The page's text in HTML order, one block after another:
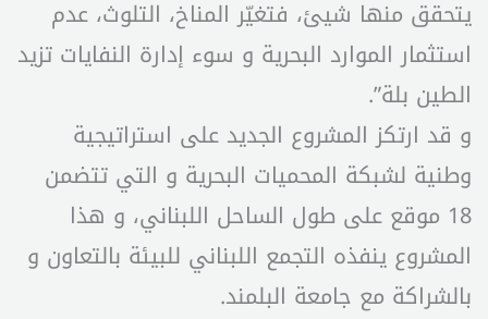
يتحقق منها شيئ، فتغيّر المناخ، التلوث، عدم
استثمار الموارد البحرية و سوء إدارة النفايات تزيد
الطين بلة”.
و قد ارتكز المشروع الجديد على استراتيجية
وطنية لشبكة المحميات البحرية و التي تتضمن
18 موقع على طول الساحل اللبناني، و هذا
المشروع ينفذه التجمع اللبناني للبيئة بالتعاون و
بالشراكة مع جامعة البلمند.